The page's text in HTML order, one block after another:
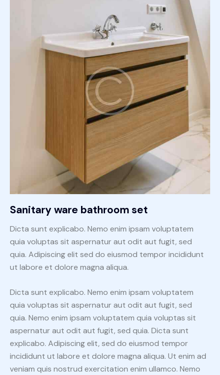
Sanitary ware bathroom set
Dicta sunt explicabo. Nemo enim ipsam voluptatem
quia voluptas sit aspernatur aut odit aut fugit, sed
quia. Adipiscing elit sed do eiusmod tempor incididunt
ut labore et dolore magna aliqua.
Dicta sunt explicabo. Nemo enim ipsam voluptatem
quia voluptas sit aspernatur aut odit aut fugit, sed
quia. Nemo enim ipsam voluptatem quia voluptas sit
aspernatur aut odit aut fugit, sed quia. Dicta sunt
explicabo. Adipiscing elit, sed do eiusmod tempor
incididunt ut labore et dolore magna aliqua. Ut enim ad
veniam quis nostrud exercitation enim ullamco. Nemo